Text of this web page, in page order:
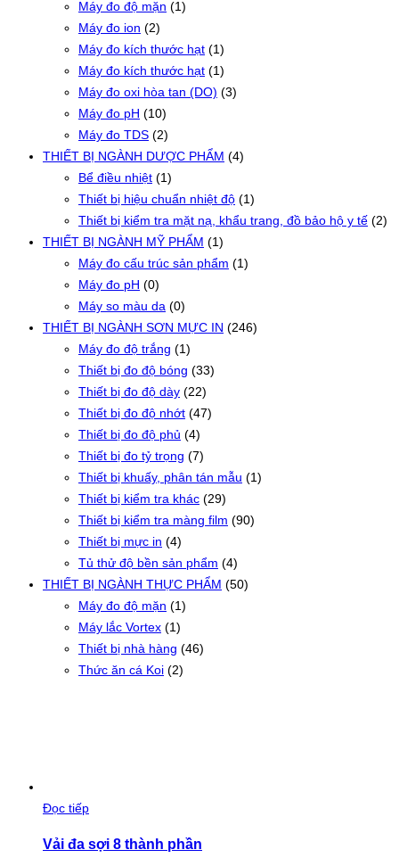
Máy đo độ mặn (1)
Máy đo ion (2)
Máy đo kích thước hạt (1)
Máy đo kích thước hạt (1)
Máy đo oxi hòa tan (DO) (3)
Máy đo pH (10)
Máy đo TDS (2)
THIẾT BỊ NGÀNH DƯỢC PHẨM (4)
Bể điều nhiệt (1)
Thiết bị hiệu chuẩn nhiệt độ (1)
Thiết bị kiểm tra mặt nạ, khẩu trang, đồ bảo hộ y tế (2)
THIẾT BỊ NGÀNH MỸ PHẨM (1)
Máy đo cấu trúc sản phẩm (1)
Máy đo pH (0)
Máy so màu da (0)
THIẾT BỊ NGÀNH SƠN MỰC IN (246)
Máy đo độ trắng (1)
Thiết bị đo độ bóng (33)
Thiết bị đo độ dày (22)
Thiết bị đo độ nhớt (47)
Thiết bị đo độ phủ (4)
Thiết bị đo tỷ trọng (7)
Thiết bị khuấy, phân tán mẫu (1)
Thiết bị kiểm tra khác (29)
Thiết bị kiểm tra màng film (90)
Thiết bị mực in (4)
Tủ thử độ bền sản phẩm (4)
THIẾT BỊ NGÀNH THỰC PHẨM (50)
Máy đo độ mặn (1)
Máy lắc Vortex (1)
Thiết bị nhà hàng (46)
Thức ăn cá Koi (2)
Đọc tiếp
Vải đa sợi 8 thành phần